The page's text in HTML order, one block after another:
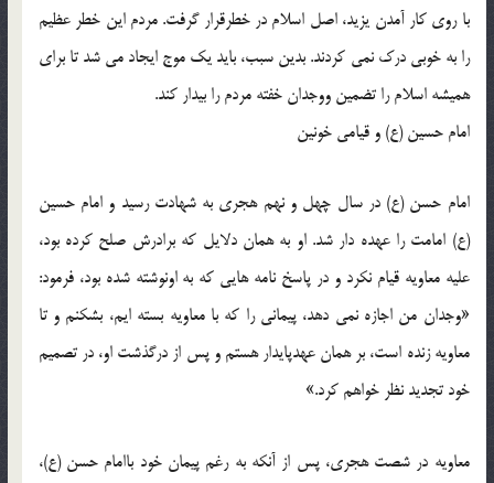
با روی کار آمدن یزید، اصل اسلام در خطرقرار گرفت. مردم این خطر عظیم
را به خوبی درک نمی کردند. بدین سبب، باید یک موج ایجاد می شد تا برای
همیشه اسلام را تضمین ووجدان خفته مردم را بیدار کند.
امام حسین (ع) و قیامی خونین
امام حسن (ع) در سال چهل و نهم هجری به شهادت رسید و امام حسین
(ع) امامت را عهده دار شد. او به همان دلایل که برادرش صلح کرده بود،
علیه معاویه قیام نکرد و در پاسخ نامه هایی که به اونوشته شده بود، فرمود:
«وجدان من اجازه نمی دهد، پیمانی را که با معاویه بسته ایم، بشکنم و تا
معاویه زنده است، بر همان عهدپایدار هستم و پس از درگذشت او، در تصمیم
خود تجدید نظر خواهم کرد.»
معاویه در شصت هجری، پس از آنکه به رغم پیمان خود باامام حسن (ع)،